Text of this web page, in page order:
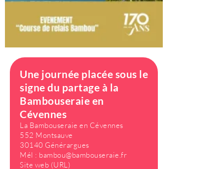
Une journée placée sous le
signe du partage à la
Bambouseraie en
Cévennes
La Bambouseraie en Cévennes
552 Montsauve
30140 Générargues
Mél : bambou@bambouseraie.fr
Site web (URL)